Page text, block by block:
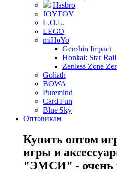
Hasbro
JOYTOY
L.O.L.
LEGO
miHoYo
Genshin Impact
Honkai: Star Rail
Zenless Zone
Goliath
BOWA
Puremind
Card Fun
Blue Sky
Оптовикам
Купить оптом
игры и
"ЭМСИ" - очень